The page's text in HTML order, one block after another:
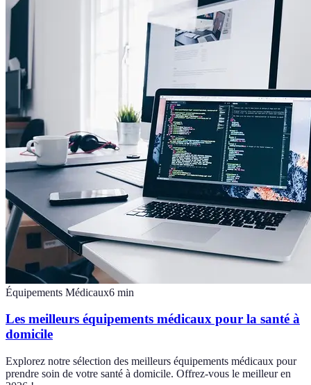
Équipements Médicaux6 min
Les meilleurs équipements médicaux pour la santé à
domicile
Explorez notre sélection des meilleurs équipements médicaux pour
prendre soin de votre santé à domicile. Offrez-vous le meilleur en